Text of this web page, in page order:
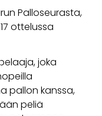
Palloseurasta,
ottelussa
joka
pallon kanssa,
peliä